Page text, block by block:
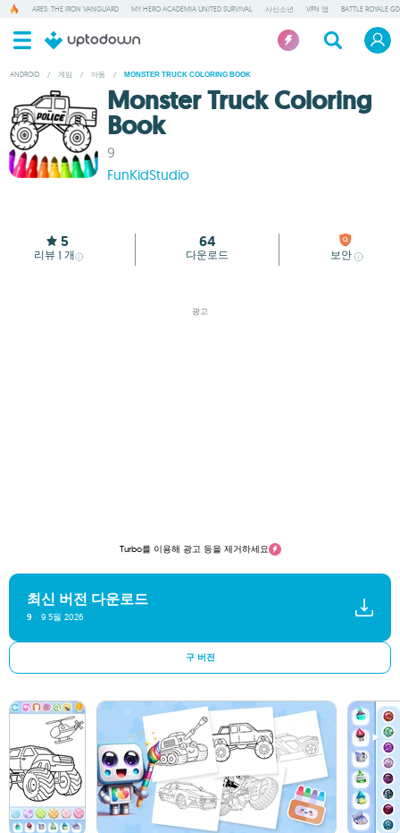
ARES: THE IRON VANGUARD MY HERO ACADEMIA UNITED SURVIVAL 사신소년 VPN 앱 BATTLE ROYALE GD
ANDROID / 게임 / 아동 / MONSTER TRUCK COLORING BOOK
Monster Truck Coloring
Book
9
FunKidStudio
5
리뷰 1 개
64
다운로드 보안
광고
Turbo를 이용해 광고 등을 제거하세요
최신 버전 다운로드
9 9 5월 2026
구 버전